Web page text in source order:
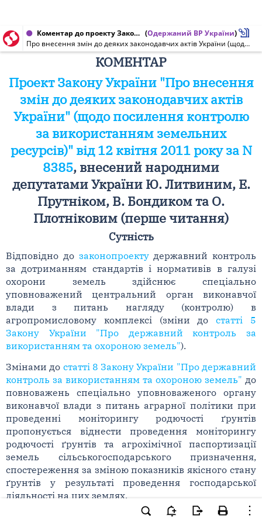
Коментар до проекту Закону України від 12.04.2011 № 8385 (Одержаний ВР України)
Про внесення змін до деяких законодавчих актів України (щодо посилення контролю за використанням земельних ресурсів)